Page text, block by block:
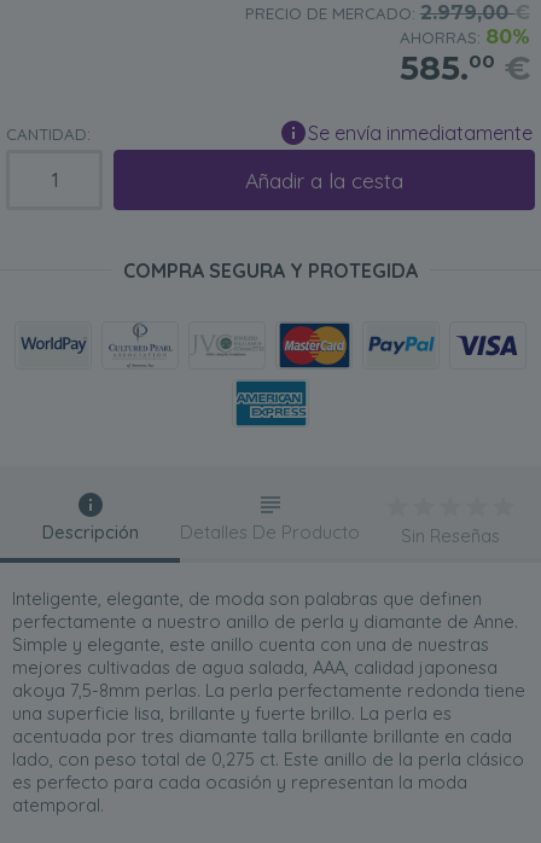
PRECIO DE MERCADO: 2.979,00€
AHORRAS: 80%
585.00 €
CANTIDAD: Se envía inmediatamente
Añadir a la cesta
COMPRA SEGURA Y PROTEGIDA
Descripción
Inteligente, elegante, de moda son palabras que definen
perfectamente a nuestro anillo de perla y diamante de Anne.
Simple y elegante, este anillo cuenta con una de nuestras
mejores cultivadas de agua salada, AAA, calidad japonesa
akoya 7,5-8mm perlas. La perla perfectamente redonda tiene
una superficie lisa, brillante y fuerte brillo. La perla es
acentuada por tres diamante talla brillante brillante en cada
lado, con peso total de 0,275 ct. Este anillo de la perla clásico
es perfecto para cada ocasión y representan la moda
atemporal.
Detalles De Producto Sin Reseñas